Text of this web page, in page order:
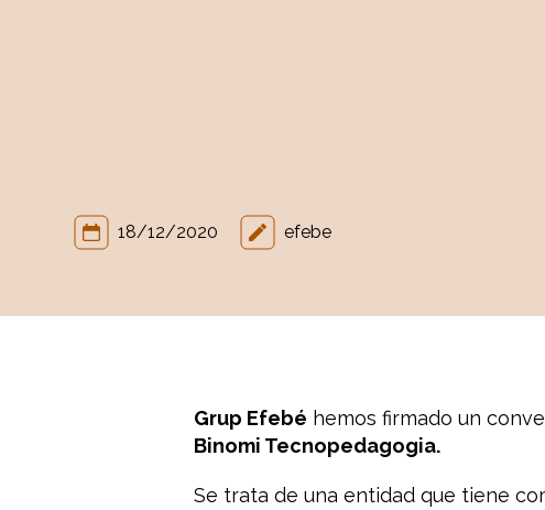
18/12/2020 efebe
Grup Efebé hemos firmado un
Binomi Tecnopedagogia.
Se trata de una entidad que tiene